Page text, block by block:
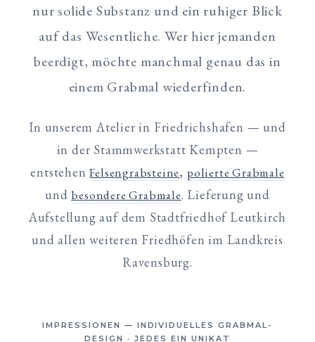
nur solide Substanz und ein ruhiger Blick
auf das Wesentliche. Wer hier jemanden
beerdigt, möchte manchmal genau das in
einem Grabmal wiederfinden.
In unserem Atelier in Friedrichshafen — und
in der Stammwerkstatt Kempten —
entstehenFelsengrabsteine, polierte Grabmale
und besondere Grabmale. Lieferung und
Aufstellung auf dem Stadtfriedhof Leutkirch
und allen weiteren Friedhöfen im Landkreis
Ravensburg.
IMPRESSIONEN — INDIVIDUELLES GRABMAL-
DESIGN · JEDES EIN UNIKAT